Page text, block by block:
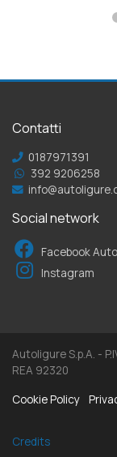
Contatti
0187971391
392 9206258
Social network
Facebook
Instagram
Autoligure S.p.A. -
REA 92320
Cookie Policy
Credits